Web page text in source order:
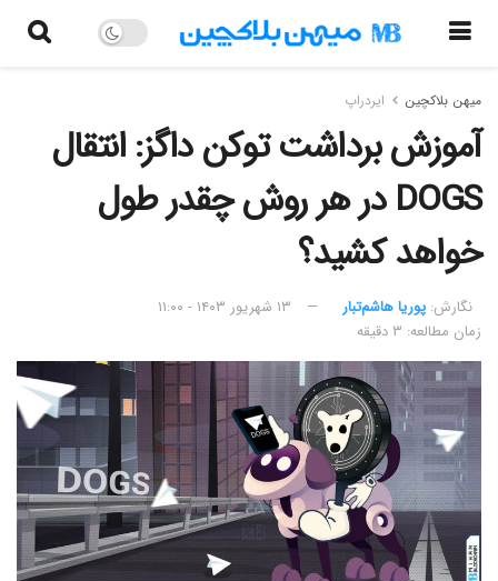
میهن بلاکچین ایردراپ
آموزش برداشت توکن داگز: انتقال
DOGS در هر روش چقدر طول
خواهد کشید؟
نگارش:‌ پوریا هاشم‌تبار
۱۳ شهریور ۱۴۰۳ - ۱۱:۰۰
زمان مطالعه: ۳ دقیقه